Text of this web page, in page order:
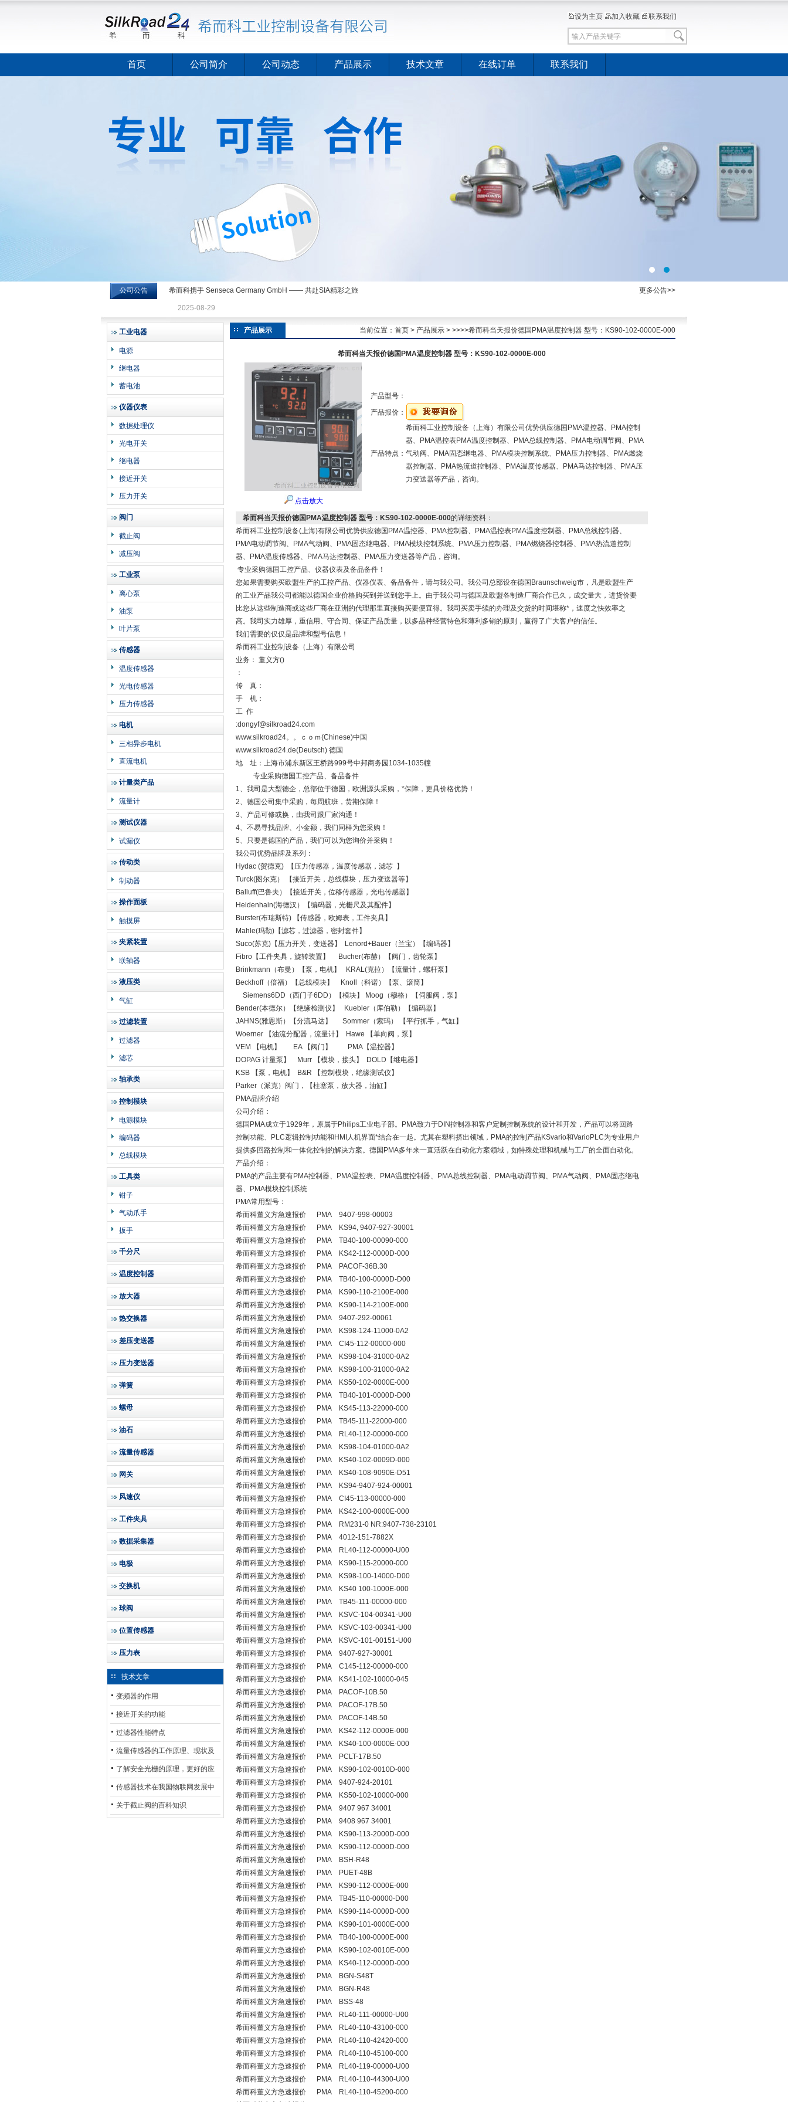
希而科工业控制设备有限公司
设为主页 加入收藏 联系我们
首页 公司简介 公司动态 产品展示 技术文章 在线订单 联系我们
公司公告 希而科携手 Senseca Germany GmbH —— 共赴SIA精彩之旅
2025-08-29
更多公告>>
工业电器
电源
继电器
蓄电池
仪器仪表
数据处理仪
光电开关
继电器
接近开关
压力开关
阀门
截止阀
减压阀
工业泵
离心泵
油泵
叶片泵
传感器
温度传感器
光电传感器
压力传感器
电机
三相异步电机
直流电机
计量类产品
流量计
测试仪器
试漏仪
传动类
制动器
操作面板
触摸屏
夹紧装置
联轴器
液压类
气缸
过滤装置
过滤器
滤芯
轴承类
控制模块
电源模块
编码器
总线模块
工具类
钳子
气动爪手
扳手
千分尺
温度控制器
放大器
热交换器
差压变送器
压力变送器
弹簧
螺母
油石
流量传感器
网关
风速仪
工件夹具
数据采集器
电极
交换机
球阀
位置传感器
压力表
技术文章
变频器的作用
接近开关的功能
过滤器性能特点
流量传感器的工作原理、现状及
其发展前景
了解安全光栅的原理，更好的应
用安全光栅
传感器技术在我国物联网发展中
的地位*
关于截止阀的百科知识
产品展示 当前位置： 首页 > 产品展示 > >>>>希而科当天报价德国PMA温度控制器 型号：KS90-102-0000E-000
希而科当天报价德国PMA温度控制器 型号：KS90-102-0000E-000
点击放大
产品型号：
产品报价：
产品特点：
希而科工业控制设备（上海）有限公司优势供应德国PMA温控器、PMA控制
器、PMA温控表PMA温度控制器、PMA总线控制器、PMA电动调节阀、PMA
气动阀、PMA固态继电器、PMA模块控制系统、PMA压力控制器、PMA燃烧
器控制器、PMA热流道控制器、PMA温度传感器、PMA马达控制器、PMA压
力变送器等产品，咨询。
希而科当天报价德国PMA温度控制器 型号：KS90-102-0000E-000的详细资料：
希而科工业控制设备(上海)有限公司优势供应德国PMA温控器、PMA控制器、PMA温控表PMA温度控制器、PMA总线控制器、
PMA电动调节阀、PMA气动阀、PMA固态继电器、PMA模块控制系统、PMA压力控制器、PMA燃烧器控制器、PMA热流道控制
器、PMA温度传感器、PMA马达控制器、PMA压力变送器等产品，咨询。
专业采购德国工控产品、仪器仪表及备品备件！
您如果需要购买欧盟生产的工控产品、仪器仪表、备品备件，请与我公司。我公司总部设在德国Braunschweig市，凡是欧盟生产
的工业产品我公司都能以德国企业价格购买到并送到您手上。由于我公司与德国及欧盟各制造厂商合作已久，成交量大，进货价要
比您从这些制造商或这些厂商在亚洲的代理那里直接购买要便宜得。我司买卖手续的办理及交货的时间堪称*，速度之快效率之
高。我司实力雄厚，重信用、守合同、保证产品质量，以多品种经营特色和薄利多销的原则，赢得了广大客户的信任。
我们需要的仅仅是品牌和型号信息！
希而科工业控制设备（上海）有限公司
业务： 董义方()
：
传 真：
手 机：
工 作
:dongyf@silkroad24.com
www.silkroad24。。ｃｏｍ(Chinese)中国
www.silkroad24.de(Deutsch) 德国
地 址：上海市浦东新区王桥路999号中邦商务园1034-1035幢
专业采购德国工控产品、备品备件
1、我司是大型德企，总部位于德国，欧洲源头采购，*保障，更具价格优势！
2、德国公司集中采购，每周航班，货期保障！
3、产品可修或换，由我司跟厂家沟通！
4、不易寻找品牌、小金额，我们同样为您采购！
5、只要是德国的产品，我们可以为您询价并采购！
我公司优势品牌及系列：
Hydac (贺德克) 【压力传感器，温度传感器，滤芯 】
Turck(图尔克） 【接近开关，总线模块，压力变送器等】
Balluff(巴鲁夫）【接近开关，位移传感器，光电传感器】
Heidenhain(海德汉）【编码器，光栅尺及其配件】
Burster(布瑞斯特) 【传感器，欧姆表，工件夹具】
Mahle(玛勒)【滤芯，过滤器，密封套件】
Suco(苏克)【压力开关，变送器】 Lenord+Bauer（兰宝）【编码器】
Fibro【工件夹具，旋转装置】 Bucher(布赫）【阀门，齿轮泵】
Brinkmann（布曼）【泵，电机】 KRAL(克拉）【流量计，螺杆泵】
Beckhoff（倍福）【总线模块】 Knoll（科诺）【泵、滚筒】
Siemens6DD（西门子6DD）【模块】 Moog（穆格）【伺服阀，泵】
Bender(本德尔）【绝缘检测仪】 Kuebler（库伯勒）【编码器】
JAHNS(雅恩斯）【分流马达】 Sommer（索玛） 【平行抓手，气缸】
Woerner 【油流分配器，流量计】 Hawe 【单向阀，泵】
VEM 【电机】 EA 【阀门】 PMA【温控器】
DOPAG 计量泵】 Murr 【模块，接头】 DOLD【继电器】
KSB 【泵，电机】 B&R 【控制模块，绝缘测试仪】
Parker（派克）阀门，【柱塞泵，放大器，油缸】
PMA品牌介绍
公司介绍：
德国PMA成立于1929年，原属于Philips工业电子部。PMA致力于DIN控制器和客户定制控制系统的设计和开发，产品可以将回路
控制功能、PLC逻辑控制功能和HMI人机界面*结合在一起。尤其在塑料挤出领域，PMA的控制产品KSvario和VarioPLC为专业用户
提供多回路控制和一体化控制的解决方案。德国PMA多年来一直活跃在自动化方案领域，如特殊处理和机械与工厂的全面自动化。
产品介绍：
PMA的产品主要有PMA控制器、PMA温控表、PMA温度控制器、PMA总线控制器、PMA电动调节阀、PMA气动阀、PMA固态继电
器、PMA模块控制系统
PMA常用型号：
希而科董义方急速报价 PMA 9407-998-00003
希而科董义方急速报价 PMA KS94, 9407-927-30001
希而科董义方急速报价 PMA TB40-100-00090-000
希而科董义方急速报价 PMA KS42-112-0000D-000
希而科董义方急速报价 PMA PACOF-36B.30
希而科董义方急速报价 PMA TB40-100-0000D-D00
希而科董义方急速报价 PMA KS90-110-2100E-000
希而科董义方急速报价 PMA KS90-114-2100E-000
希而科董义方急速报价 PMA 9407-292-00061
希而科董义方急速报价 PMA KS98-124-11000-0A2
希而科董义方急速报价 PMA CI45-112-00000-000
希而科董义方急速报价 PMA KS98-104-31000-0A2
希而科董义方急速报价 PMA KS98-100-31000-0A2
希而科董义方急速报价 PMA KS50-102-0000E-000
希而科董义方急速报价 PMA TB40-101-0000D-D00
希而科董义方急速报价 PMA KS45-113-22000-000
希而科董义方急速报价 PMA TB45-111-22000-000
希而科董义方急速报价 PMA RL40-112-00000-000
希而科董义方急速报价 PMA KS98-104-01000-0A2
希而科董义方急速报价 PMA KS40-102-0009D-000
希而科董义方急速报价 PMA KS40-108-9090E-D51
希而科董义方急速报价 PMA KS94-9407-924-00001
希而科董义方急速报价 PMA CI45-113-00000-000
希而科董义方急速报价 PMA KS42-100-0000E-000
希而科董义方急速报价 PMA RM231-0 NR:9407-738-23101
希而科董义方急速报价 PMA 4012-151-7882X
希而科董义方急速报价 PMA RL40-112-00000-U00
希而科董义方急速报价 PMA KS90-115-20000-000
希而科董义方急速报价 PMA KS98-100-14000-D00
希而科董义方急速报价 PMA KS40 100-1000E-000
希而科董义方急速报价 PMA TB45-111-00000-000
希而科董义方急速报价 PMA KSVC-104-00341-U00
希而科董义方急速报价 PMA KSVC-103-00341-U00
希而科董义方急速报价 PMA KSVC-101-00151-U00
希而科董义方急速报价 PMA 9407-927-30001
希而科董义方急速报价 PMA C145-112-00000-000
希而科董义方急速报价 PMA KS41-102-10000-045
希而科董义方急速报价 PMA PACOF-10B.50
希而科董义方急速报价 PMA PACOF-17B.50
希而科董义方急速报价 PMA PACOF-14B.50
希而科董义方急速报价 PMA KS42-112-0000E-000
希而科董义方急速报价 PMA KS40-100-0000E-000
希而科董义方急速报价 PMA PCLT-17B.50
希而科董义方急速报价 PMA KS90-102-0010D-000
希而科董义方急速报价 PMA 9407-924-20101
希而科董义方急速报价 PMA KS50-102-10000-000
希而科董义方急速报价 PMA 9407 967 34001
希而科董义方急速报价 PMA 9408 967 34001
希而科董义方急速报价 PMA KS90-113-2000D-000
希而科董义方急速报价 PMA KS90-112-0000D-000
希而科董义方急速报价 PMA BSH-R48
希而科董义方急速报价 PMA PUET-48B
希而科董义方急速报价 PMA KS90-112-0000E-000
希而科董义方急速报价 PMA TB45-110-00000-D00
希而科董义方急速报价 PMA KS90-114-0000D-000
希而科董义方急速报价 PMA KS90-101-0000E-000
希而科董义方急速报价 PMA TB40-100-0000E-000
希而科董义方急速报价 PMA KS90-102-0010E-000
希而科董义方急速报价 PMA KS40-112-0000D-000
希而科董义方急速报价 PMA BGN-S48T
希而科董义方急速报价 PMA BGN-R48
希而科董义方急速报价 PMA BSS-48
希而科董义方急速报价 PMA RL40-111-00000-U00
希而科董义方急速报价 PMA RL40-110-43100-000
希而科董义方急速报价 PMA RL40-110-42420-000
希而科董义方急速报价 PMA RL40-110-45100-000
希而科董义方急速报价 PMA RL40-119-00000-U00
希而科董义方急速报价 PMA RL40-110-44300-U00
希而科董义方急速报价 PMA RL40-110-45200-000